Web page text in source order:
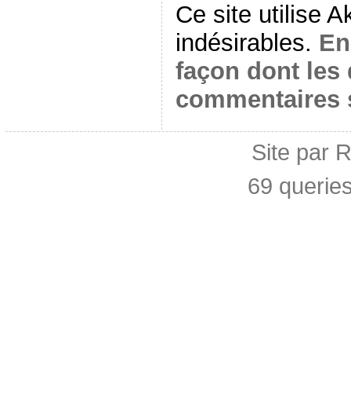
Ce site utilise
indésirables.
façon dont les
commentaires
Site par
69